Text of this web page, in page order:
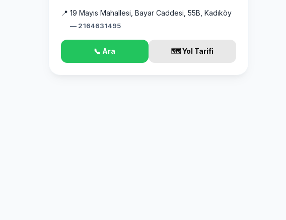
📍 19 Mayıs Mahallesi, Bayar Caddesi, 55B, Kadıköy
— 2164631495
📞 Ara 🗺️ Yol Tarifi